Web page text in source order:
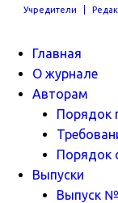
Учредители
Главная
О журнале
Авторам
Порядок
Порядок
Выпуски
Выпуск №